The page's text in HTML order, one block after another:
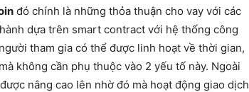
đó chính là những thỏa thuận cho vay với các
dựa trên smart contract với hệ thống công
tham gia có thể được linh hoạt về thời gian,
không cần phụ thuộc vào 2 yếu tố này. Ngoài
nâng cao lên nhờ đó mà hoạt động giao dịch